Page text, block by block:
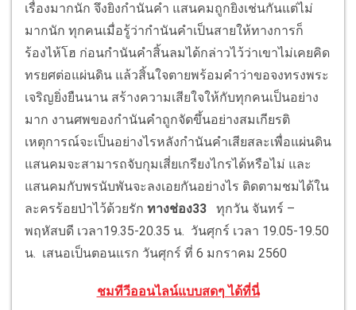
เรื่องมากนัก จึงยิงกำนันคำ แสนคมถูกยิงเช่นกันแต่ไม่
มากนัก ทุกคนเมื่อรู้ว่ากำนันคำเป็นสายให้ทางการก็
ร้องไห้โฮ ก่อนกำนันคำสิ้นลมได้กล่าวไว้ว่าเขาไม่เคยคิด
ทรยศต่อแผ่นดิน แล้วสิ้นใจตายพร้อมคำว่าขอจงทรงพระ
เจริญยิ่งยืนนาน สร้างความเสียใจให้กับทุกคนเป็นอย่าง
มาก งานศพของกำนันคำถูกจัดขึ้นอย่างสมเกียรติ
เหตุการณ์จะเป็นอย่างไรหลังกำนันคำเสียสละเพื่อแผ่นดิน
แสนคมจะสามารถจับกุมเสี่ยเกรียงไกรได้หรือไม่ และ
แสนคมกับพรนับพันจะลงเอยกันอย่างไร ติดตามชมได้ใน
ละครร้อยป่าไว้ด้วยรัก ทางช่อง33 ทุกวัน จันทร์ –
พฤหัสบดี เวลา19.35-20.35 น. วันศุกร์ เวลา 19.05-19.50
น. เสนอเป็นตอนแรก วันศุกร์ ที่ 6 มกราคม 2560
ชมทีวีออนไลน์แบบสดๆ ได้ที่นี่